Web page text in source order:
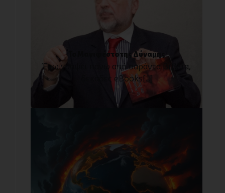
Το Μανιφέστο της Δύναμης
Έχω γράψει πάνω από σαράντα βιβλία,
δεκάδες eBooks[...]